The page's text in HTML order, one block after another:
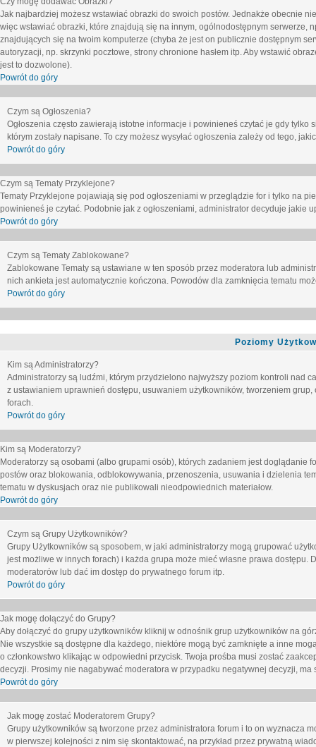
Jak najbardziej możesz wstawiać obrazki do swoich postów. Jednakże obecnie
więc wstawiać obrazki, które znajdują się na innym, ogólnodostępnym serwerze,
znajdujących się na twoim komputerze (chyba że jest on publicznie dostępnym
autoryzacji, np. skrzynki pocztowe, strony chronione hasłem itp. Aby wstawić
jest to dozwolone).
Powrót do góry
Czym są Ogłoszenia?
Ogłoszenia często zawierają istotne informacje i powinieneś czytać je gdy
którym zostały napisane. To czy możesz wysyłać ogłoszenia zależy od tego,
Powrót do góry
Czym są Tematy Przyklejone?
Tematy Przyklejone pojawiają się pod ogłoszeniami w przeglądzie for i tylko na
powinieneś je czytać. Podobnie jak z ogłoszeniami, administrator decyduje
Powrót do góry
Czym są Tematy Zablokowane?
Zablokowane Tematy są ustawiane w ten sposób przez moderatora lub
nich ankieta jest automatycznie kończona. Powodów dla zamknięcia tematu
Powrót do góry
Poziomy
Kim są Administratorzy?
Administratorzy są ludźmi, którym przydzielono najwyższy poziom kontroli nad
z ustawianiem uprawnień dostępu, usuwaniem użytkowników, tworzeniem
forach.
Powrót do góry
Kim są Moderatorzy?
Moderatorzy są osobami (albo grupami osób), których zadaniem jest
postów oraz blokowania, odblokowywania, przenoszenia, usuwania i dzielenia
tematu w dyskusjach oraz nie publikowali nieodpowiednich materiałow.
Powrót do góry
Czym są Grupy Użytkowników?
Grupy Użytkowników są sposobem, w jaki administratorzy mogą grupować
jest możliwe w innych forach) i każda grupa może mieć własne prawa
moderatorów lub dać im dostęp do prywatnego forum itp.
Powrót do góry
Jak mogę dołączyć do Grupy?
Aby dołączyć do grupy użytkowników kliknij w odnośnik grup użytkowników na
Nie wszystkie są dostępne dla każdego, niektóre mogą być zamknięte a inne
o członkowstwo klikając w odpowiedni przycisk. Twoja prośba musi zostać
decyzji. Prosimy nie nagabywać moderatora w przypadku negatywnej decyzji, ma
Powrót do góry
Jak mogę zostać Moderatorem Grupy?
Grupy użytkowników są tworzone przez administratora forum i to on wyznacza
w pierwszej kolejności z nim się skontaktować, na przykład przez prywatną